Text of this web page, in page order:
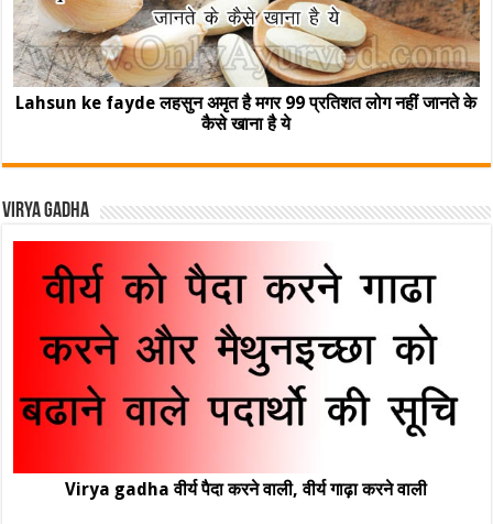
Lahsun ke fayde लहसुन अमृत है मगर 99 प्रतिशत लोग नहीं जानते के
कैसे खाना है ये
Virya Gadha
Virya gadha वीर्य पैदा करने वाली, वीर्य गाढ़ा करने वाली